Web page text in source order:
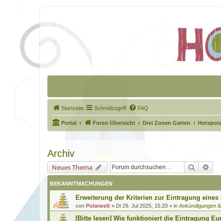
Startseite Schnellzugriff FAQ
Portal Foren-Übersicht Drei Zonen Garten
Archiv
Neues Thema Suche
BEKANNTMACHUNGEN
Erweiterung der Kriterien zur Eintragung eines
von Polarwelt » Di 29. Jul 2025, 15:20 » in Ankündigungen
[Bitte lesen] Wie funktioniert die Eintragung